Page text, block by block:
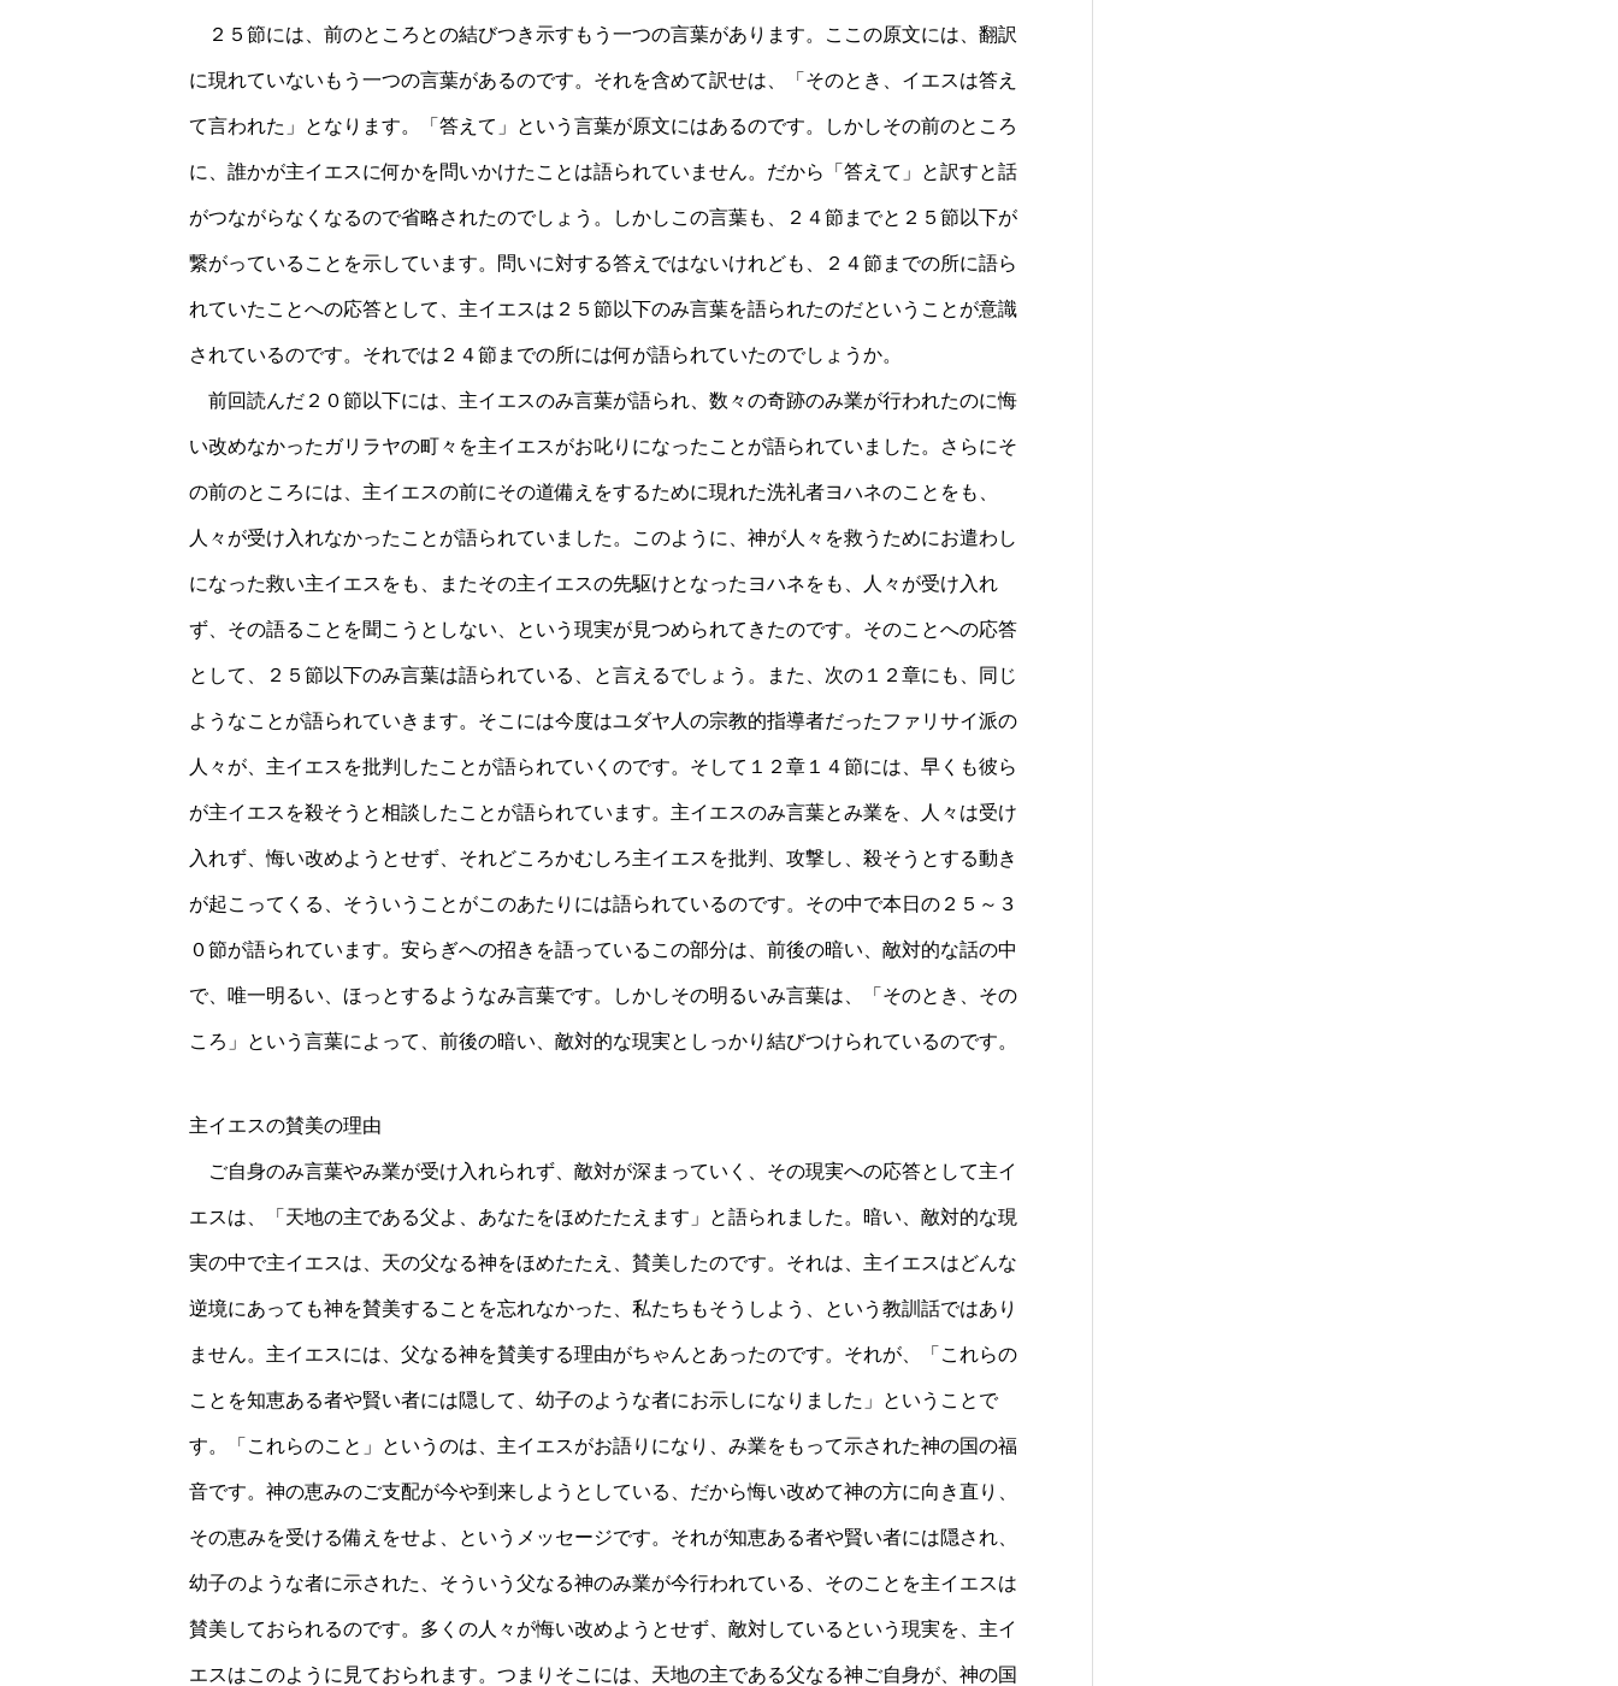
２５節には、前のところとの結びつき示すもう一つの言葉があります。ここの原文には、翻訳
に現れていないもう一つの言葉があるのです。それを含めて訳せは、「そのとき、イエスは答え
て言われた」となります。「答えて」という言葉が原文にはあるのです。しかしその前のところ
に、誰かが主イエスに何かを問いかけたことは語られていません。だから「答えて」と訳すと話
がつながらなくなるので省略されたのでしょう。しかしこの言葉も、２４節までと２５節以下が
繋がっていることを示しています。問いに対する答えではないけれども、２４節までの所に語ら
れていたことへの応答として、主イエスは２５節以下のみ言葉を語られたのだということが意識
されているのです。それでは２４節までの所には何が語られていたのでしょうか。
前回読んだ２０節以下には、主イエスのみ言葉が語られ、数々の奇跡のみ業が行われたのに悔
い改めなかったガリラヤの町々を主イエスがお叱りになったことが語られていました。さらにそ
の前のところには、主イエスの前にその道備えをするために現れた洗礼者ヨハネのことをも、
人々が受け入れなかったことが語られていました。このように、神が人々を救うためにお遣わし
になった救い主イエスをも、またその主イエスの先駆けとなったヨハネをも、人々が受け入れ
ず、その語ることを聞こうとしない、という現実が見つめられてきたのです。そのことへの応答
として、２５節以下のみ言葉は語られている、と言えるでしょう。また、次の１２章にも、同じ
ようなことが語られていきます。そこには今度はユダヤ人の宗教的指導者だったファリサイ派の
人々が、主イエスを批判したことが語られていくのです。そして１２章１４節には、早くも彼ら
が主イエスを殺そうと相談したことが語られています。主イエスのみ言葉とみ業を、人々は受け
入れず、悔い改めようとせず、それどころかむしろ主イエスを批判、攻撃し、殺そうとする動き
が起こってくる、そういうことがこのあたりには語られているのです。その中で本日の２５～３
０節が語られています。安らぎへの招きを語っているこの部分は、前後の暗い、敵対的な話の中
で、唯一明るい、ほっとするようなみ言葉です。しかしその明るいみ言葉は、「そのとき、その
ころ」という言葉によって、前後の暗い、敵対的な現実としっかり結びつけられているのです。
主イエスの賛美の理由
ご自身のみ言葉やみ業が受け入れられず、敵対が深まっていく、その現実への応答として主イ
エスは、「天地の主である父よ、あなたをほめたたえます」と語られました。暗い、敵対的な現
実の中で主イエスは、天の父なる神をほめたたえ、賛美したのです。それは、主イエスはどんな
逆境にあっても神を賛美することを忘れなかった、私たちもそうしよう、という教訓話ではあり
ません。主イエスには、父なる神を賛美する理由がちゃんとあったのです。それが、「これらの
ことを知恵ある者や賢い者には隠して、幼子のような者にお示しになりました」ということで
す。「これらのこと」というのは、主イエスがお語りになり、み業をもって示された神の国の福
音です。神の恵みのご支配が今や到来しようとしている、だから悔い改めて神の方に向き直り、
その恵みを受ける備えをせよ、というメッセージです。それが知恵ある者や賢い者には隠され、
幼子のような者に示された、そういう父なる神のみ業が今行われている、そのことを主イエスは
賛美しておられるのです。多くの人々が悔い改めようとせず、敵対しているという現実を、主イ
エスはこのように見ておられます。つまりそこには、天地の主である父なる神ご自身が、神の国